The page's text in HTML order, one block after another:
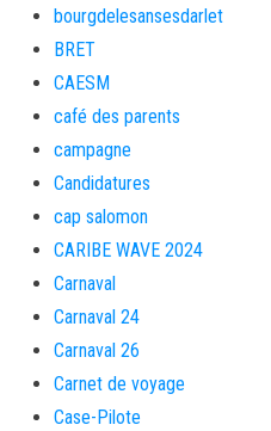
bourgdelesansesdarlet
BRET
CAESM
café des parents
campagne
Candidatures
cap salomon
CARIBE WAVE 2024
Carnaval
Carnaval 24
Carnaval 26
Carnet de voyage
Case-Pilote